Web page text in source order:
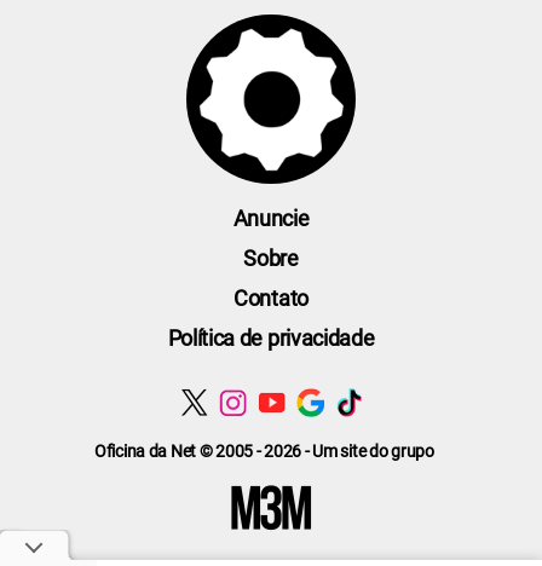
Oficina da Net © 2005 - 2026 - Um site do grupo
Anuncie
Sobre
Contato
Política de privacidade